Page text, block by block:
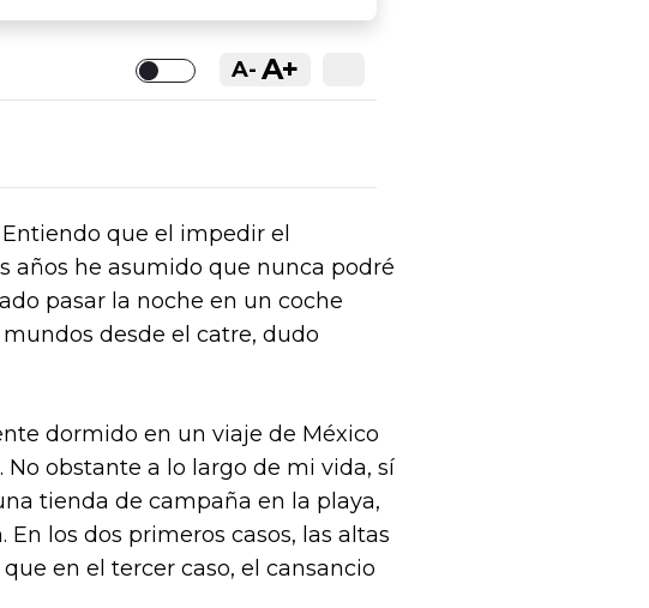
Toggle
A- A+
que el impedir el
años he asumido que nunca podré
pasar la noche en un coche
desde el catre, dudo
dormido en un viaje de México
obstante a lo largo de mi vida, sí
tienda de campaña en la playa,
los dos primeros casos, las altas
en el tercer caso, el cansancio